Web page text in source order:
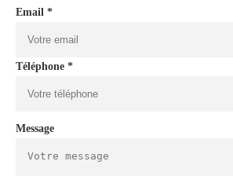
Email *
Téléphone *
Message